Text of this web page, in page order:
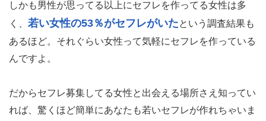
しかも男性が思ってる以上にセフレを作ってる女性は多
く、 若い女性の53％がセフレがいたという調査結果も
あるほど。それぐらい女性って気軽にセフレを作っている
んですよ。
だからセフレ募集してる女性と出会える場所さえ知ってい
れば、驚くほど簡単にあなたも若いセフレが作れちゃいま